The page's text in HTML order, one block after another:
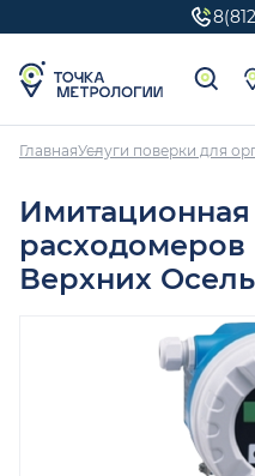
ГлавнаяУслуги поверки для
Верхних